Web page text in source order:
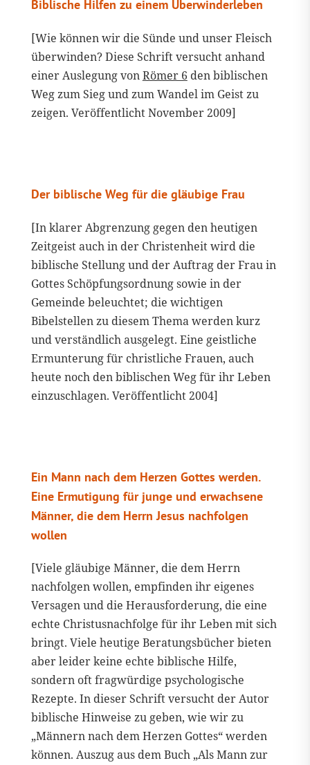
Biblische Hilfen zu einem Überwinderleben
[Wie können wir die Sünde und unser Fleisch
überwinden? Diese Schrift versucht anhand
einer Auslegung vonRömer 6 den biblischen
Weg zum Sieg und zum Wandel im Geist zu
zeigen. Veröffentlicht November 2009]
Der biblische Weg für die gläubige Frau
[In klarer Abgrenzung gegen den heutigen
Zeitgeist auch in der Christenheit wird die
biblische Stellung und der Auftrag der Frau in
Gottes Schöpfungsordnung sowie in der
Gemeinde beleuchtet; die wichtigen
Bibelstellen zu diesem Thema werden kurz
und verständlich ausgelegt. Eine geistliche
Ermunterung für christliche Frauen, auch
heute noch den biblischen Weg für ihr Leben
einzuschlagen. Veröffentlicht 2004]
Ein Mann nach dem Herzen Gottes werden.
Eine Ermutigung für junge und erwachsene
Männer, die dem Herrn Jesus nachfolgen
wollen
[Viele gläubige Männer, die dem Herrn
nachfolgen wollen, empfinden ihr eigenes
Versagen und die Herausforderung, die eine
echte Christusnachfolge für ihr Leben mit sich
bringt. Viele heutige Beratungsbücher bieten
aber leider keine echte biblische Hilfe,
sondern oft fragwürdige psychologische
Rezepte. In dieser Schrift versucht der Autor
biblische Hinweise zu geben, wie wir zu
„Männern nach dem Herzen Gottes“ werden
können. Auszug aus dem Buch „Als Mann zur